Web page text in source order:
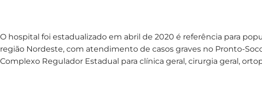
O hospital foi estadualizado em abril de 2020 é referência para
região Nordeste, com atendimento de casos graves no Pronto-
Complexo Regulador Estadual para clínica geral, cirurgia geral,